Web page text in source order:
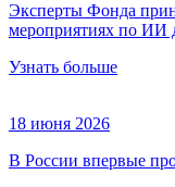
Эксперты Фонда
мероприятиях по ИИ
Узнать больше
18 июня 2026
В России впервые